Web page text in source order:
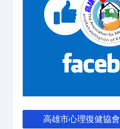
高雄市心理復健協會